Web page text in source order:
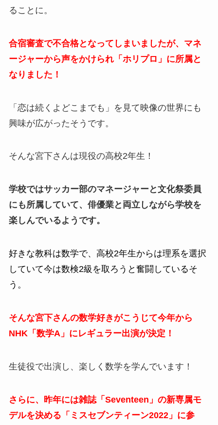
ることに。
合宿審査で不合格となってしまいましたが、マネ
ージャーから声をかけられ「ホリプロ」に所属と
なりました！
「恋は続くよどこまでも」を見て映像の世界にも
興味が広がったそうです。
そんな宮下さんは現役の高校2年生！
学校ではサッカー部のマネージャーと文化祭委員
にも所属していて、俳優業と両立しながら学校を
楽しんでいるようです。
好きな教科は数学で、高校2年生からは理系を選択
していて今は数検2級を取ろうと奮闘しているそ
う。
そんな宮下さんの数学好きがこうじて今年から
NHK「数学A」にレギュラー出演が決定！
生徒役で出演し、楽しく数学を学んでいます！
さらに、昨年には雑誌「Seventeen」の新専属モ
デルを決める「ミスセブンティーン2022」に参